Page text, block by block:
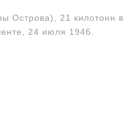
Острова), 21 килотонн в
24 июля 1946.